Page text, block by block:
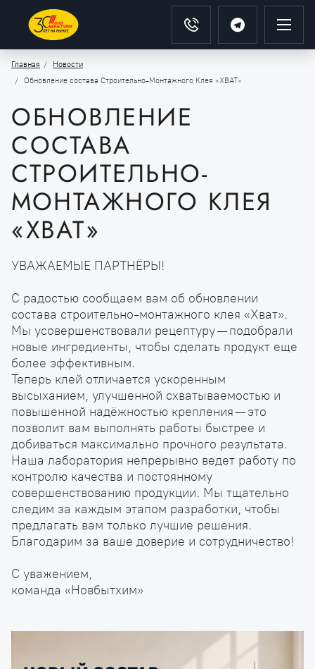
Главная
Новости
Обновление состава Строительно-Монтажного Клея «ХВАТ»
ОБНОВЛЕНИЕ
СОСТАВА
СТРОИТЕЛЬНО-
МОНТАЖНОГО КЛЕЯ
«ХВАТ»
УВАЖАЕМЫЕ ПАРТНЁРЫ!
С радостью сообщаем вам об обновлении
состава строительно‑монтажного клея «Хват».
Мы усовершенствовали рецептуру — подобрали
новые ингредиенты, чтобы сделать продукт еще
более эффективным.
Теперь клей отличается ускоренным
высыханием, улучшенной схватываемостью и
повышенной надёжностью крепления — это
позволит вам выполнять работы быстрее и
добиваться максимально прочного результата.
Наша лаборатория непрерывно ведет работу по
контролю качества и постоянному
совершенствованию продукции. Мы тщательно
следим за каждым этапом разработки, чтобы
предлагать вам только лучшие решения.
Благодарим за ваше доверие и сотрудничество!
С уважением,
команда «Новбытхим»